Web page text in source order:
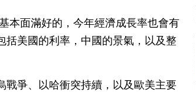
本面滿好的，今年經濟成長率也會有
括美國的利率，中國的景氣，以及整
戰爭、以哈衝突持續，以及歐美主要